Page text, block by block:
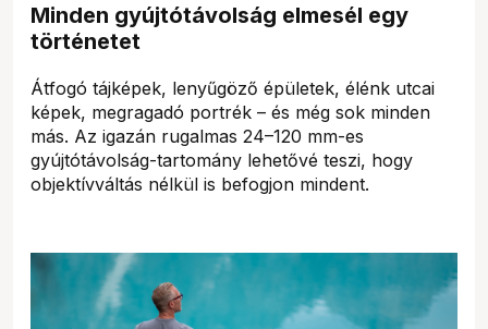
Minden gyújtótávolság elmesél egy
történetet
Átfogó tájképek, lenyűgöző épületek, élénk utcai
képek, megragadó portrék – és még sok minden
más. Az igazán rugalmas 24–120 mm-es
gyújtótávolság-tartomány lehetővé teszi, hogy
objektívváltás nélkül is befogjon mindent.